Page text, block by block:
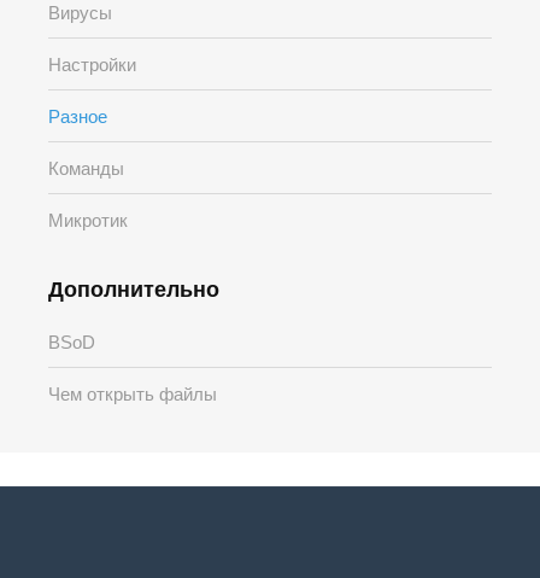
Вирусы
Настройки
Разное
Команды
Микротик
Дополнительно
BSoD
Чем открыть файлы